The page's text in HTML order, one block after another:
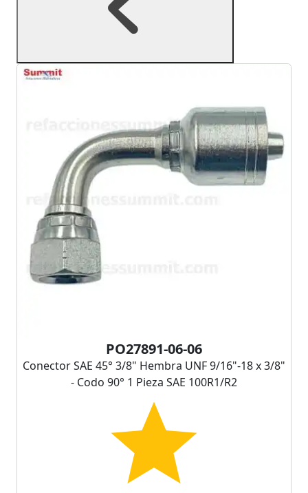
PO27891-06-06
Conector SAE 45° 3/8" Hembra UNF 9/16"-18 x 3/8"
- Codo 90° 1 Pieza SAE 100R1/R2